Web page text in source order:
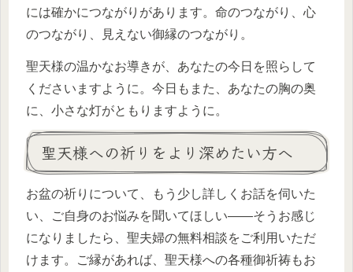
には確かにつながりがあります。命のつながり、心
のつながり、見えない御縁のつながり。
聖天様の温かなお導きが、あなたの今日を照らして
くださいますように。今日もまた、あなたの胸の奥
に、小さな灯がともりますように。
聖天様への祈りをより深めたい方へ
お盆の祈りについて、もう少し詳しくお話を伺いた
い、ご自身のお悩みを聞いてほしい――そうお感じ
になりましたら、聖夫婦の無料相談をご利用いただ
けます。ご縁があれば、聖天様への各種御祈祷もお